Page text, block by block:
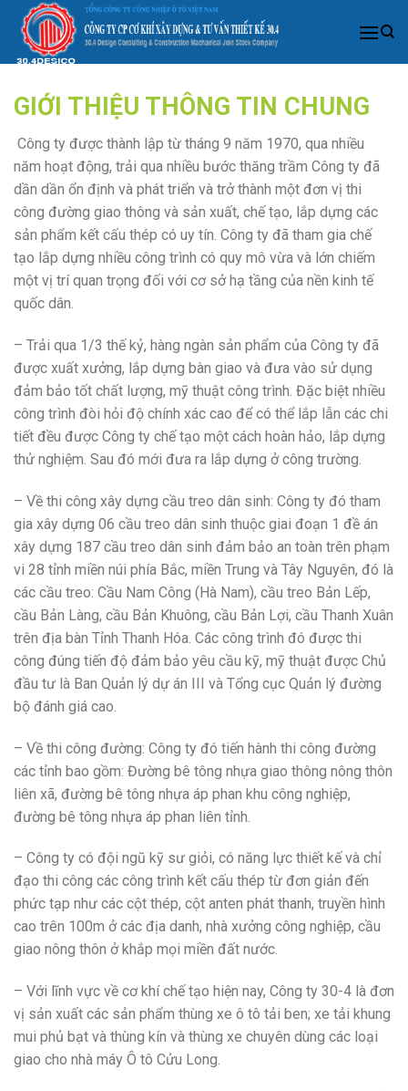
Skip
content
GIỚI THIỆU THÔNG TIN CHUNG
Công ty được thành lập từ tháng 9 năm 1970, qua nhiều
năm hoạt động, trải qua nhiều bước thăng trầm Công ty đã
dần dần ổn định và phát triển và trở thành một đơn vị thi
công đường giao thông và sản xuất, chế tạo, lắp dựng các
sản phẩm kết cấu thép có uy tín. Công ty đã tham gia chế
tạo lắp dựng nhiều công trình có quy mô vừa và lớn chiếm
một vị trí quan trọng đối với cơ sở hạ tầng của nền kinh tế
quốc dân.
– Trải qua 1/3 thế kỷ, hàng ngàn sản phẩm của Công ty đã
được xuất xưởng, lắp dựng bàn giao và đưa vào sử dụng
đảm bảo tốt chất lượng, mỹ thuật công trình. Đặc biệt nhiều
công trình đòi hỏi độ chính xác cao để có thể lắp lẫn các chi
tiết đều được Công ty chế tạo một cách hoàn hảo, lắp dựng
thử nghiệm. Sau đó mới đưa ra lắp dựng ở công trường.
– Về thi công xây dựng cầu treo dân sinh: Công ty đó tham
gia xây dựng 06 cầu treo dân sinh thuộc giai đoạn 1 đề án
xây dựng 187 cầu treo dân sinh đảm bảo an toàn trên phạm
vi 28 tỉnh miền núi phía Bắc, miền Trung và Tây Nguyên, đó là
các cầu treo: Cầu Nam Công (Hà Nam), cầu treo Bản Lếp,
cầu Bản Làng, cầu Bản Khuông, cầu Bản Lợi, cầu Thanh Xuân
trên địa bàn Tỉnh Thanh Hóa. Các công trình đó được thi
công đúng tiến độ đảm bảo yêu cầu kỹ, mỹ thuật được Chủ
đầu tư là Ban Quản lý dự án III và Tổng cục Quản lý đường
bộ đánh giá cao.
– Về thi công đường: Công ty đó tiến hành thi công đường
các tỉnh bao gồm: Đường bê tông nhựa giao thông nông thôn
liên xã, đường bê tông nhựa áp phan khu công nghiệp,
đường bê tông nhựa áp phan liên tỉnh.
– Công ty có đội ngũ kỹ sư giỏi, có năng lực thiết kế và chỉ
đạo thi công các công trình kết cấu thép từ đơn giản đến
phức tạp như các cột thép, cột anten phát thanh, truyền hình
cao trên 100m ở các địa danh, nhà xưởng công nghiệp, cầu
giao nông thôn ở khắp mọi miền đất nước.
– Với lĩnh vực về cơ khí chế tạo hiện nay, Công ty 30-4 là đơn
vị sản xuất các sản phẩm thùng xe ô tô tải ben; xe tải khung
mui phủ bạt và thùng kín và thùng xe chuyên dùng các loại
giao cho nhà máy Ô tô Cửu Long.